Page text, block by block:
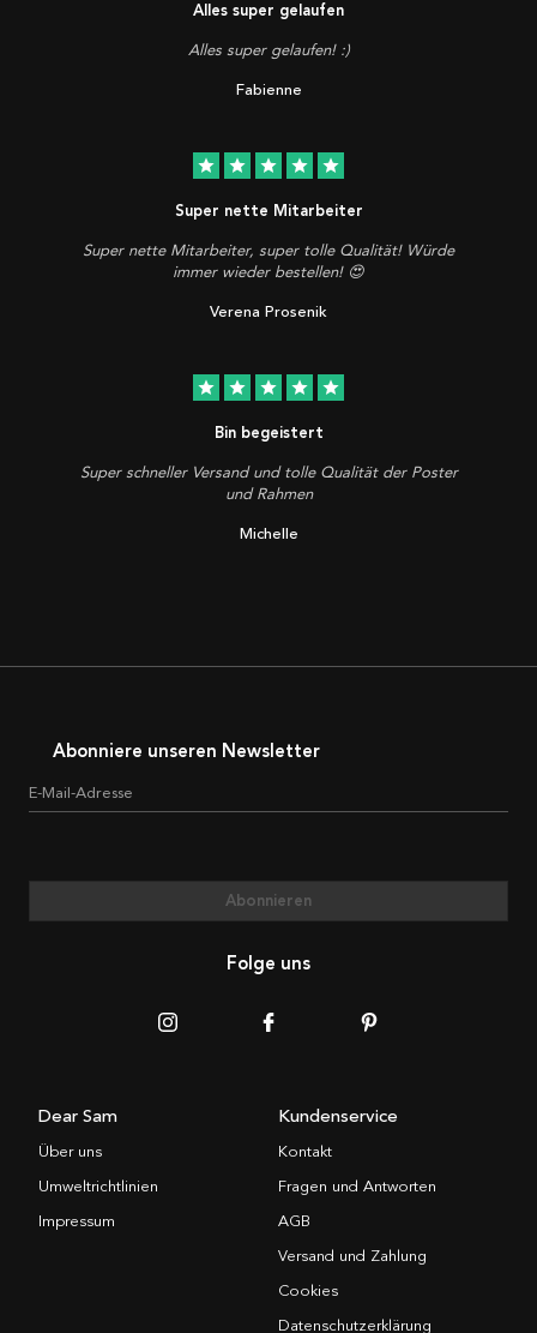
Alles super gelaufen
Alles super gelaufen! :)
Fabienne
star star star star star
Super nette Mitarbeiter
Super nette Mitarbeiter, super tolle Qualität! Würde
immer wieder bestellen! 😍
Verena Prosenik
star star star star star
Bin begeistert
Super schneller Versand und tolle Qualität der Poster
und Rahmen
Michelle
Abonniere unseren Newsletter
E-Mail-Adresse
Abonnieren
Folge uns
Dear Sam
Über uns
Umweltrichtlinien
Impressum
Kundenservice
Kontakt
Fragen und Antworten
AGB
Versand und Zahlung
Cookies
Datenschutzerklärung